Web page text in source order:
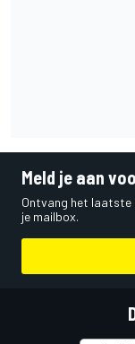
Meld je aan
Ontvang het laatste
je mailbox.